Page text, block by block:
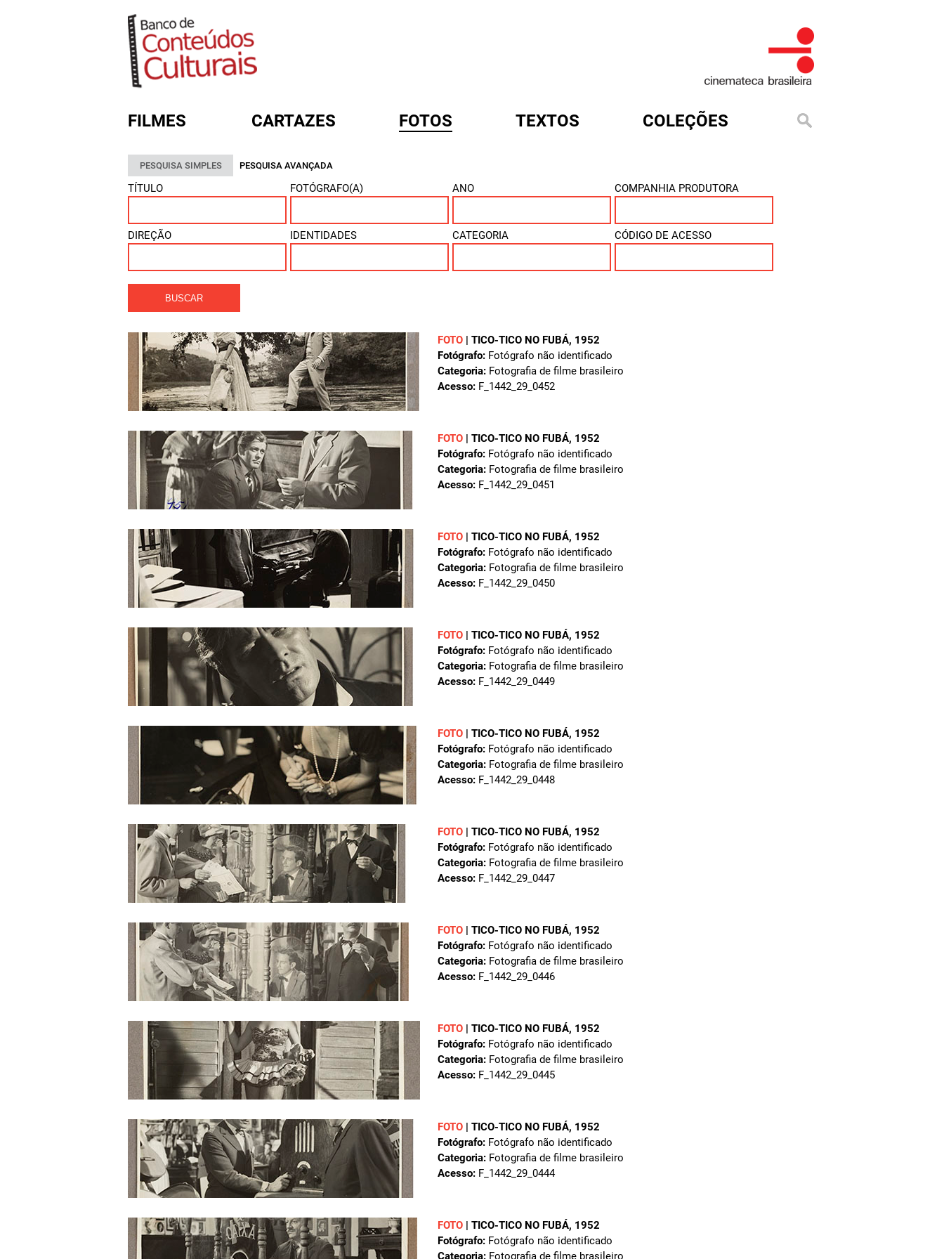
FILMES CARTAZES FOTOS TEXTOS COLEÇÕES
PESQUISA SIMPLES PESQUISA AVANÇADA
TÍTULO FOTÓGRAFO(A) ANO COMPANHIA PRODUTORA
DIREÇÃO IDENTIDADES CATEGORIA CÓDIGO DE ACESSO
FOTO | TICO-TICO NO FUBÁ, 1952
Fotógrafo: Fotógrafo não identificado
Categoria: Fotografia de filme brasileiro
Acesso: F_1442_29_0452
FOTO | TICO-TICO NO FUBÁ, 1952
Fotógrafo: Fotógrafo não identificado
Categoria: Fotografia de filme brasileiro
Acesso: F_1442_29_0451
FOTO | TICO-TICO NO FUBÁ, 1952
Fotógrafo: Fotógrafo não identificado
Categoria: Fotografia de filme brasileiro
Acesso: F_1442_29_0450
FOTO | TICO-TICO NO FUBÁ, 1952
Fotógrafo: Fotógrafo não identificado
Categoria: Fotografia de filme brasileiro
Acesso: F_1442_29_0449
FOTO | TICO-TICO NO FUBÁ, 1952
Fotógrafo: Fotógrafo não identificado
Categoria: Fotografia de filme brasileiro
Acesso: F_1442_29_0448
FOTO | TICO-TICO NO FUBÁ, 1952
Fotógrafo: Fotógrafo não identificado
Categoria: Fotografia de filme brasileiro
Acesso: F_1442_29_0447
FOTO | TICO-TICO NO FUBÁ, 1952
Fotógrafo: Fotógrafo não identificado
Categoria: Fotografia de filme brasileiro
Acesso: F_1442_29_0446
FOTO | TICO-TICO NO FUBÁ, 1952
Fotógrafo: Fotógrafo não identificado
Categoria: Fotografia de filme brasileiro
Acesso: F_1442_29_0445
FOTO | TICO-TICO NO FUBÁ, 1952
Fotógrafo: Fotógrafo não identificado
Categoria: Fotografia de filme brasileiro
Acesso: F_1442_29_0444
FOTO | TICO-TICO NO FUBÁ, 1952
Fotógrafo: Fotógrafo não identificado
Categoria: Fotografia de filme brasileiro
FORMULÁRIO DE BUSCA